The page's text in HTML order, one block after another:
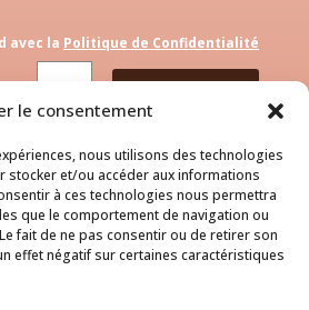
le consentement
nous utilisons des technologies
stocker et/ou accéder aux informations
à ces technologies nous permettra
que le comportement de navigation ou
fait de ne pas consentir ou de retirer son
effet négatif sur certaines caractéristiques
avec la Politique de Confidentialité
ENVOYER